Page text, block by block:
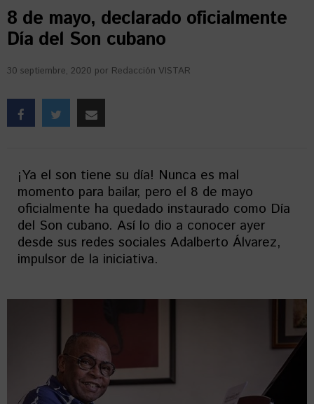
8 de mayo, declarado oficialmente
Día del Son cubano
30 septiembre, 2020 por Redacción VISTAR
¡Ya el son tiene su día! Nunca es mal
momento para bailar, pero el 8 de mayo
oficialmente ha quedado instaurado como Día
del Son cubano. Así lo dio a conocer ayer
desde sus redes sociales Adalberto Álvarez,
impulsor de la iniciativa.